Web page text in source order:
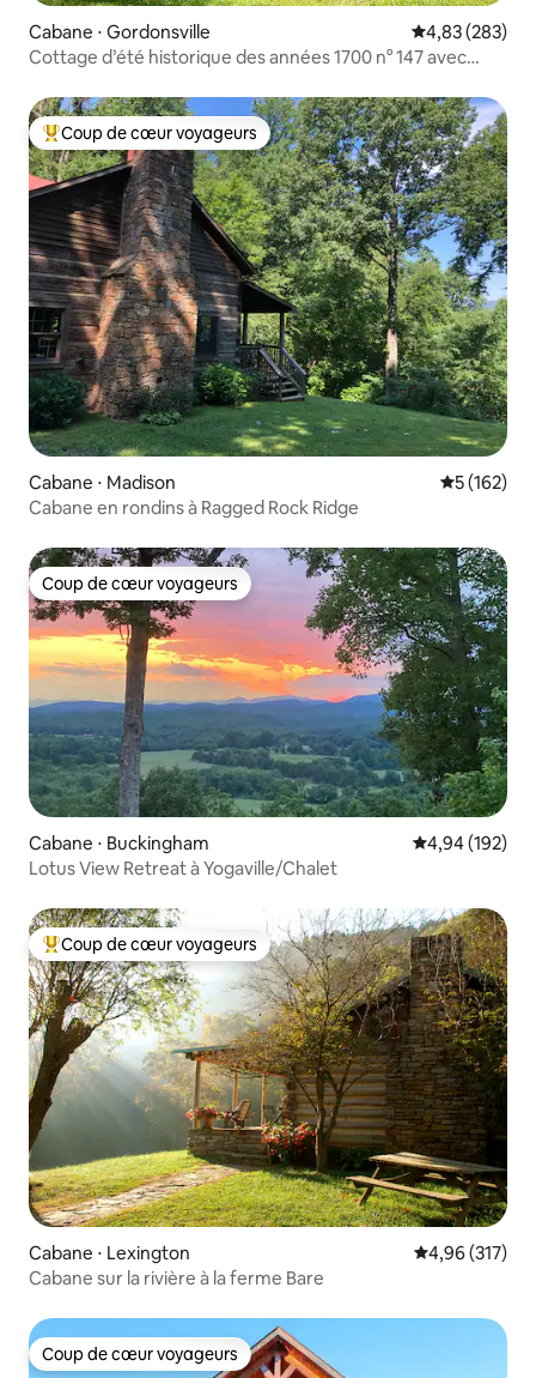
Cabane ⋅ Gordonsville Évaluation
4,83 (283)
Cottage d’été historique des années 1700 n° 147 avec
Coups de cœur voyageurs les plus appréciés
Coup de cœur voyageurs
Cabane ⋅ Madison Évaluation
5 (162)
Cabane en rondins à Ragged Rock Ridge
Coup de cœur voyageurs
Coup de cœur voyageurs
Cabane ⋅ Buckingham Évaluation
4,94 (192)
Lotus View Retreat à Yogaville/Chalet
Coups de cœur voyageurs les plus appréciés
Coup de cœur voyageurs
Cabane ⋅ Lexington Évaluation
4,96 (317)
Cabane sur la rivière à la ferme Bare
Coup de cœur voyageurs
Coup de cœur voyageurs